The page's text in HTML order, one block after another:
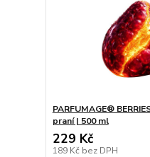
PARFUMAGE®
praní | 500 ml
229 Kč
189 Kč bez DPH